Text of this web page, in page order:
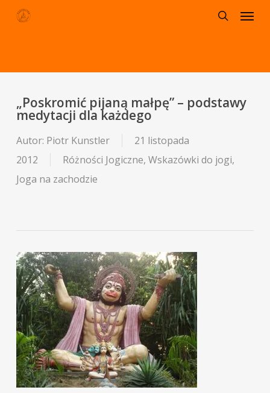
Skip
Menu
„Poskromić pijaną małpę” – podstawy
medytacji dla każdego
Autor: Piotr Kunstler
21 listopada
2012
Różności Jogiczne, Wskazówki do jogi,
Joga na zachodzie